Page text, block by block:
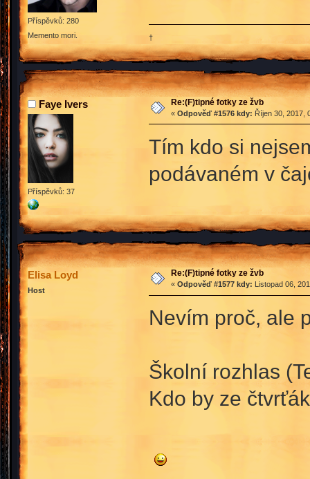
Příspěvků: 280
Memento mori.
†
Faye Ivers
Příspěvků: 37
Re:(F)tipné fotky ze žvb
« Odpověď #1576 kdy: Říjen 30, 2017,
Tím kdo si
podávaném v
Elisa Loyd
Host
Re:(F)tipné fotky ze žvb
« Odpověď #1577 kdy: Listopad 06,
Nevím proč, ale
Školní rozhlas
Kdo by ze